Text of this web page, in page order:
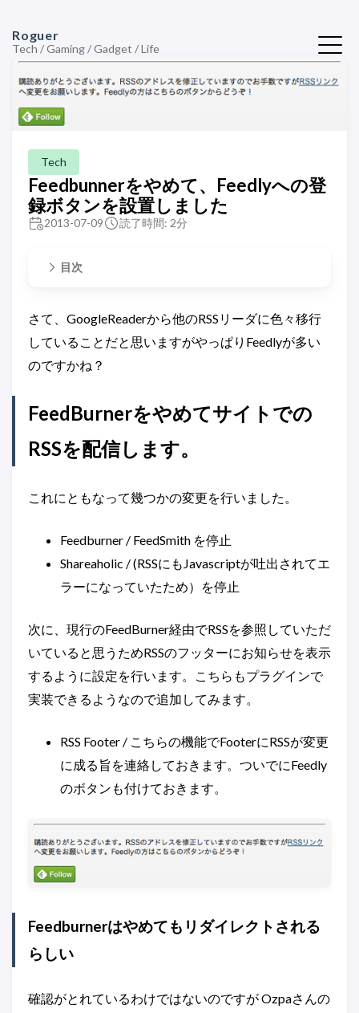
Roguer
Tech / Gaming / Gadget / Life
Tech
Feedbunnerをやめて、Feedlyへの登
録ボタンを設置しました
2013-07-09 読了時間: 2分
目次
さて、GoogleReaderから他のRSSリーダに色々移行
していることだと思いますがやっぱりFeedlyが多い
のですかね？
FeedBurnerをやめてサイトでの
RSSを配信します。
これにともなって幾つかの変更を行いました。
Feedburner / FeedSmith を停止
Shareaholic / (RSSにもJavascriptが吐出されてエ
ラーになっていたため）を停止
次に、現行のFeedBurner経由でRSSを参照していただ
いていると思うためRSSのフッターにお知らせを表示
するように設定を行います。こちらもプラグインで
実装できるようなので追加してみます。
RSS Footer / こちらの機能でFooterにRSSが変更
に成る旨を連絡しておきます。ついでにFeedly
のボタンも付けておきます。
Feedburnerはやめてもリダイレクトされる
らしい
確認がとれているわけではないのですが Ozpaさんの